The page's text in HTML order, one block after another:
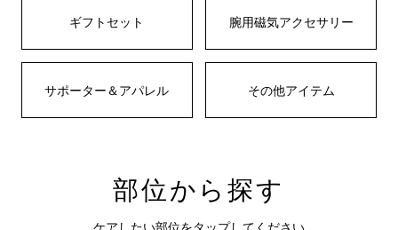
ギフトセット 腕用磁気アクセサリー
サポーター＆アパレル その他アイテム
部位から探す
ケアしたい部位をタップしてください